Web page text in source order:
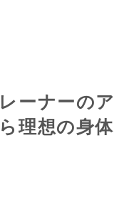
ーナーのア
理想の身体